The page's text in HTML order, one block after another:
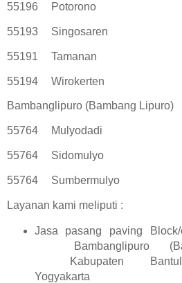
55196 Potorono
55193 Singosaren
55191 Tamanan
55194 Wirokerten
Bambanglipuro (Bambang Lipuro)
55764 Mulyodadi
55764 Sidomulyo
55764 Sumbermulyo
Layanan kami meliputi :
Jasa pasang paving Block/
Bambanglipuro
Kabupaten
Bantul
Yogyakarta